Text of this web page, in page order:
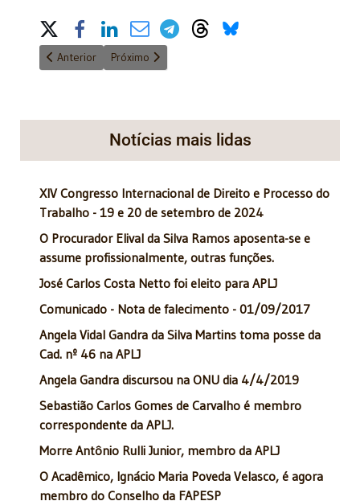
Share on Social Media
Artigo anterior: Ruy Altenfelder toma posse como novo
Anterior Próximo artigo: OAB/SP agradece participação
Próximo
Notícias mais lidas
XIV Congresso Internacional de Direito e Processo do
Trabalho - 19 e 20 de setembro de 2024
O Procurador Elival da Silva Ramos aposenta-se e
assume profissionalmente, outras funções.
José Carlos Costa Netto foi eleito para APLJ
Comunicado - Nota de falecimento - 01/09/2017
Angela Vidal Gandra da Silva Martins toma posse da
Cad. nº 46 na APLJ
Angela Gandra discursou na ONU dia 4/4/2019
Sebastião Carlos Gomes de Carvalho é membro
correspondente da APLJ.
Morre Antônio Rulli Junior, membro da APLJ
O Acadêmico, Ignácio Maria Poveda Velasco, é agora
membro do Conselho da FAPESP